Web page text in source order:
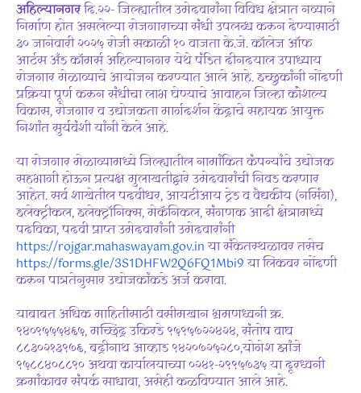
अहिल्यानगरदि.२२- जिल्ह्यातील उमेदवारांना विविध क्षेत्रात नव्याने
निर्माण होत असलेल्या रोजगाराच्या संधी उपलब्ध करुन देण्यासाठी
३० जानेवारी २०२५ रोजी सकाळी १० वाजता के.जे. कॉलेज ऑफ
आर्टस अँड कॉमर्स अहिल्यानगर येथे पंडित दीनदयाल उपाध्याय
रोजगार मेळाव्याचे आयोजन करण्यात आले आहे. इच्छुकांनी नोंदणी
प्रक्रिया पूर्ण करुन संधीचा लाभ घेण्याचे आवाहन जिल्हा कौशल्य
विकास, रोजगार व उद्योजकता मार्गदर्शन केंद्राचे सहायक आयुक्त
निशांत सुर्यवंशी यांनी केले आहे.
या रोजगार मेळाव्यामध्ये जिल्ह्यातील नामांकित कंपन्यांचे उद्योजक
सहभागी होऊन प्रत्यक्ष मुलाखतीद्वारे उमेदवारांची निवड करणार
आहेत. सर्व शाखेतील पदवीधर, आयटीआय ट्रेड व वैद्यकीय (नर्सिंग),
इलेक्ट्रीकल, इलेक्ट्रॉनिक्स, मेकॅनिकल, संगणक आदी क्षेत्रामध्ये
पदविका, पदवी प्राप्त उमेदवारांनी उमेदवारांनी
https://rojgar.mahaswayam.gov.inया संकेतस्थळावर तसेच
https://forms.gle/3S1DHFW2Q6FQ1Mbi9या लिंकवर नोंदणी
करुन पात्रतेनुसार उद्योजकांकडे अर्ज करावा.
याबाबत अधिक माहितीसाठी वसीमखान भ्रमणध्वनी क्र.
९४०९५५५४६५, मच्छिंद्र उकिरडे ९५९५७२२४२४, संतोष वाघ
८८३०२१३९७६, बद्रीनाथ आव्हाड ९४२०७२५२८०,योगेश झांजे
९५८८४०८८९० अथवा कार्यालयाच्या ०२४१-२९९५७३५ या दूरध्वनी
क्रमांकावर संपर्क साधावा, असेही कळविण्यात आले आहे.